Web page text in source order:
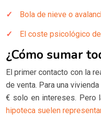
Bola de nieve o
El coste psicológico
¿Cómo sumar
El primer contacto con la
de venta. Para una
€ solo en intereses. Pero
hipoteca suelen